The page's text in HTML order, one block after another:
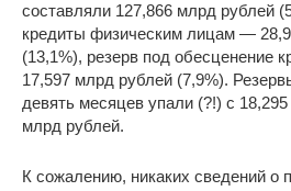
составляли 127,866 млрд рублей
кредиты физическим лицам —
(13,1%), резерв под обесценение
17,597 млрд рублей (7,9%).
девять месяцев упали (?!) с
млрд рублей.
К сожалению, никаких сведений о